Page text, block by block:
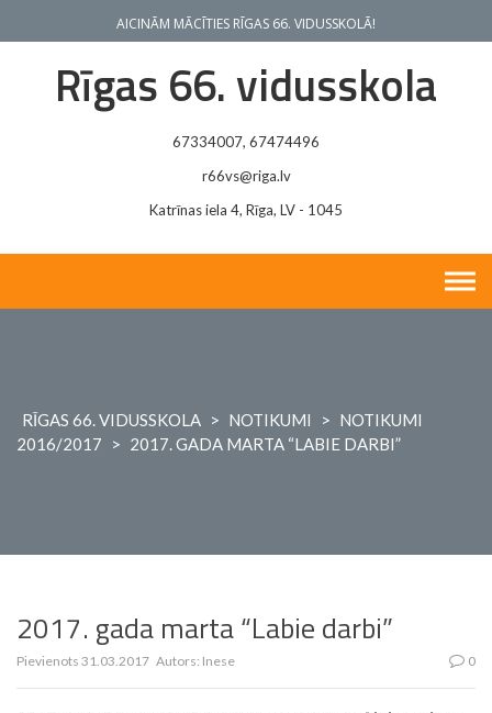
AICINĀM MĀCĪTIES RĪGAS 66. VIDUSSKOLĀ!
Rīgas 66. vidusskola
67334007, 67474496
r66vs@riga.lv
Katrīnas iela 4, Rīga, LV - 1045
RĪGAS 66. VIDUSSKOLA > NOTIKUMI > NOTIKUMI
2016/2017
> 2017. GADA MARTA “LABIE DARBI”
2017. gada marta “Labie darbi”
Pievienots 31.03.2017 Autors: Inese 0